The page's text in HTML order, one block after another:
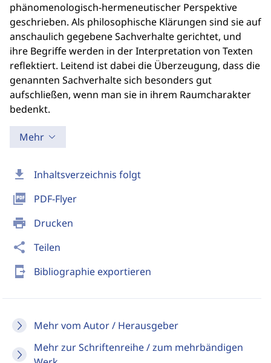
download Inhaltsverzeichnis folgt
picture_as_pdf PDF-Flyer
print Drucken
share Teilen
send_to_mobile Bibliographie exportieren
Mehr vom Autor / Herausgeber
Mehr zur Schriftenreihe / zum mehrbändigen
phänomenologisch-hermeneutischer Perspektive
geschrieben. Als philosophische Klärungen sind sie auf
anschaulich gegebene Sachverhalte gerichtet, und
ihre Begriffe werden in der Interpretation von Texten
reflektiert. Leitend ist dabei die Überzeugung, dass die
genannten Sachverhalte sich besonders gut
aufschließen, wenn man sie in ihrem Raumcharakter
bedenkt.
Mehr